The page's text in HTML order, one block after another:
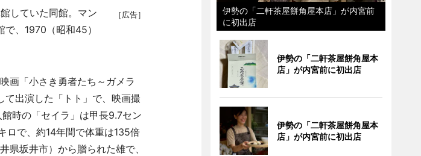
［広告］
していた同館。マン
、1970（昭和45）
画「小さき勇者たち～ガメラ
て出演した「トト」で、映画撮
時の「セイラ」は甲長9.7セン
ロで、約14年間で体重は135倍
坂井市）から贈られた雄で、
伊勢の「二軒茶屋餅角屋本店」が内宮前
に初出店
伊勢の「二軒茶屋餅角屋本
店」が内宮前に初出店
伊勢の「二軒茶屋餅角屋本
店」が内宮前に初出店